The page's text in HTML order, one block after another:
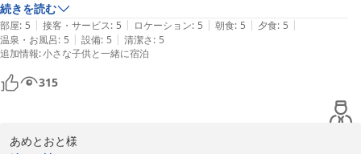
城崎温泉 湯楽 Ｙｕｒａｋｕ Ｋｉｎｏｓａｋｉ Ｓｐａ＆Ｇａ
ｒｄｅｎｓ
2026-07-13
お部屋も素敵で清潔感があり、家族で快適に過ごすことができました。
続きを読む
部屋: 5 | 接客・サービス: 5 | ロケーション: 5 | 朝食: 5 | 夕食: 5 |
温泉・お風呂: 5 | 設備: 5 | 清潔さ: 5
追加情報:小さな子供と一緒に宿泊
315
あめとおと様